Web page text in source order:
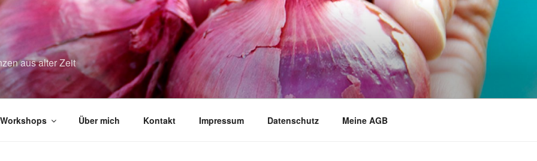
aus alter Zeit
Workshops Über mich Kontakt Impressum Datenschutz Meine AGB